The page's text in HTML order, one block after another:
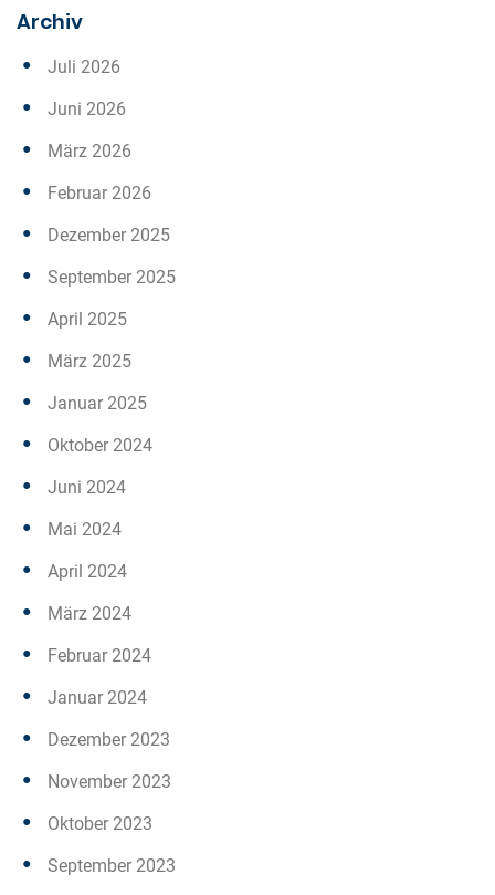
Archiv
Juli 2026
Juni 2026
März 2026
Februar 2026
Dezember 2025
September 2025
April 2025
März 2025
Januar 2025
Oktober 2024
Juni 2024
Mai 2024
April 2024
März 2024
Februar 2024
Januar 2024
Dezember 2023
November 2023
Oktober 2023
September 2023